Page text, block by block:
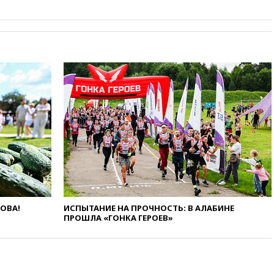
12:57В Луганске при ракетном
ударе ВСУ по складу
12:44МВД: число
преступлений, связанных с
отмыванием денег, достигло
рекордного показателя
12:40В Подмосковье
женщина и трехлетний
ребенок погибли при падении
из окна
12:22В России с 1 сентября
изменятся билеты на
общественный транспорт
12:15Иран и Оман
согласовали главные пункты
Ормузского пролива
ИСПЫТАНИЕ НА ПРОЧНОСТЬ: В АЛАБИНЕ
ПРОШЛА «ГОНКА ГЕРОЕВ»